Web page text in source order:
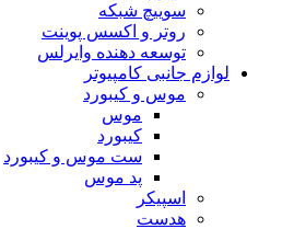
سوییچ شبکه
روتر و اکسس پوینت
توسعه دهنده وایرلس
لوازم جانبی کامپیوتر
موس و کیبورد
موس
کیبورد
ست موس و کیبورد
پد موس
اسپیکر
هدست